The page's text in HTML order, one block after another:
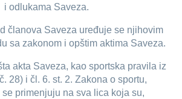
i odlukama Saveza.
članova Saveza uređuje se njihovim
sa zakonom i opštim aktima Saveza.
akta Saveza, kao sportska pravila iz
28) i čl. 6. st. 2. Zakona o sportu,
primenjuju na sva lica koja su,